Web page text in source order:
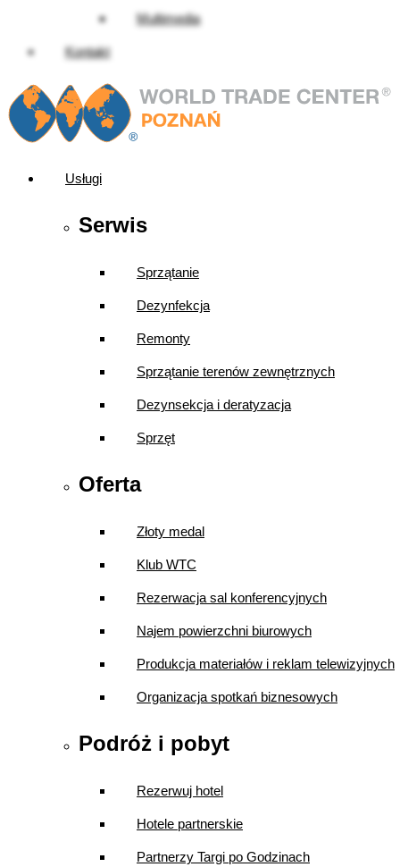
Multimedia
Kontakt
Usługi
Serwis
Sprzątanie
Dezynfekcja
Remonty
Sprzątanie terenów zewnętrznych
Dezynsekcja i deratyzacja
Sprzęt
Oferta
Złoty medal
Klub WTC
Rezerwacja sal konferencyjnych
Najem powierzchni biurowych
Produkcja materiałów i reklam telewizyjnych
Organizacja spotkań biznesowych
Podróż i pobyt
Rezerwuj hotel
Hotele partnerskie
Partnerzy Targi po Godzinach